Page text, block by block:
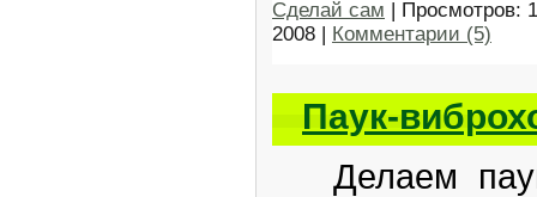
Сделай сам | Просмотров:
2008 | Комментарии (5)
Паук-
Делаем